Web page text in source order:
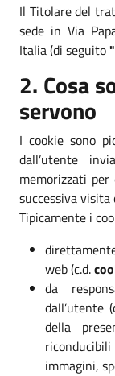
Il Titolare del
sede in Via
Italia (di seguito
2. Cosa
servono
I cookie sono
dall’utente
memorizzati
successiva
Tipicamente i
web (c.d.
da
dall’utente
della
immagini,